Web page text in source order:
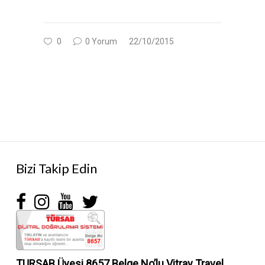
0 0 Yorum 22/10/2015
Bizi Takip Edin